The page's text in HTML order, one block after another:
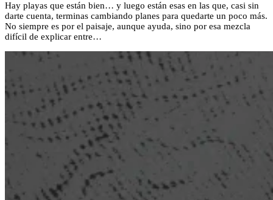
Hay playas que están bien… y luego están esas en las que, casi sin
darte cuenta, terminas cambiando planes para quedarte un poco más.
No siempre es por el paisaje, aunque ayuda, sino por esa mezcla
difícil de explicar entre…